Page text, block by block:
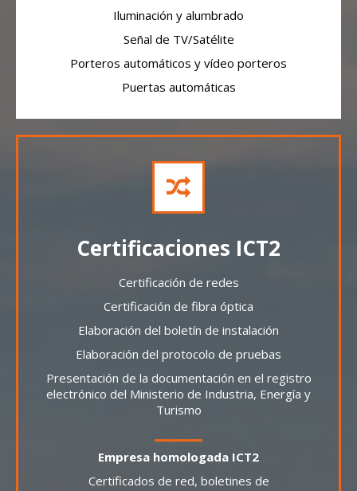
Iluminación y alumbrado
Señal de TV/Satélite
Porteros automáticos y vídeo porteros
Puertas automáticas
Certificaciones ICT2
Certificación de redes
Certificación de fibra óptica
Elaboración del boletín de instalación
Elaboración del protocolo de pruebas
Presentación de la documentación en el registro
electrónico del Ministerio de Industria, Energía y
Turismo
Empresa homologada ICT2
Certificados de red, boletines de